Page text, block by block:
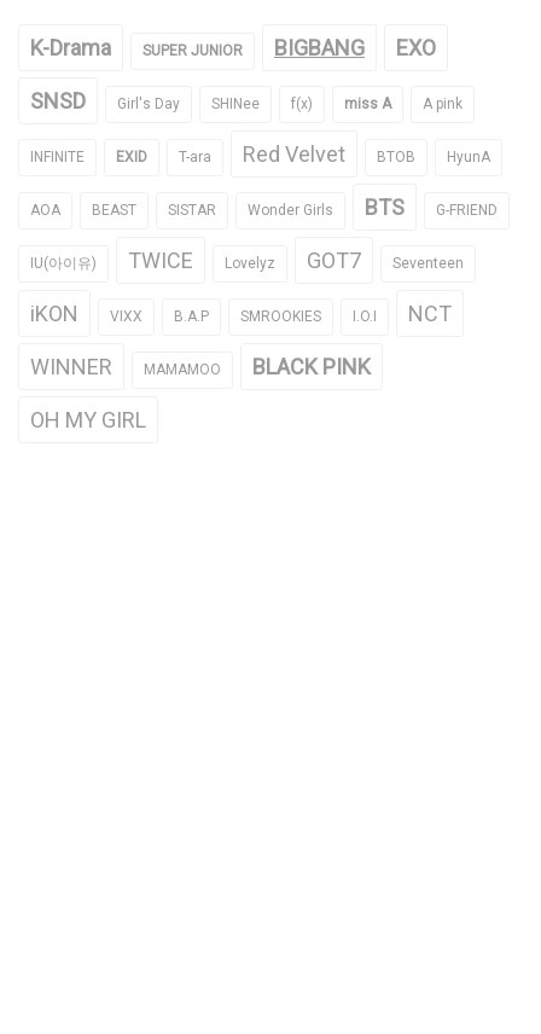
K-Drama SUPER JUNIOR BIGBANG EXO
SNSD Girl's Day SHINee f(x) miss A A pink
INFINITE EXID T-ara Red Velvet BTOB HyunA
AOA BEAST SISTAR Wonder Girls BTS G-FRIEND
IU(아이유) TWICE Lovelyz GOT7 Seventeen
iKON VIXX B.A.P SMROOKIES I.O.I NCT
WINNER MAMAMOO BLACK PINK
OH MY GIRL